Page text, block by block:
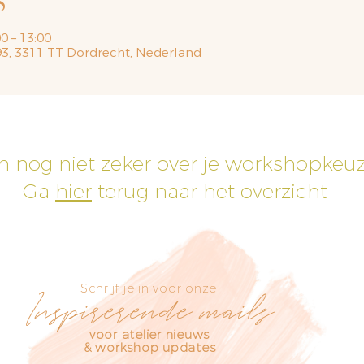
– 13:00
3311 TT Dordrecht, Nederland
nog niet zeker over je
Ga hier terug naar het overzicht
Inspirerende mails
Schrijf je in voor onze
voor atelier nieuws
& workshop updates